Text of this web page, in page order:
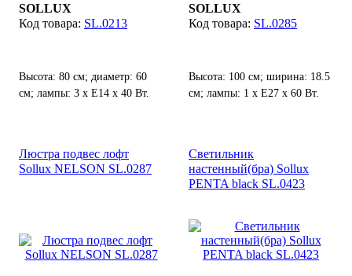
SOLLUX
SL.0213
Высота: 80 см; диаметр: 60
см; лампы: 3 х Е14 х 40 Вт.
SOLLUX
SL.0285
Высота: 100 см; ширина: 18.5
см; лампы: 1 х Е27 х 60 Вт.
Люстра подвес лофт
Sollux NELSON SL.0287
Светильник
настенный(бра) Sollux
PENTA black SL.0423